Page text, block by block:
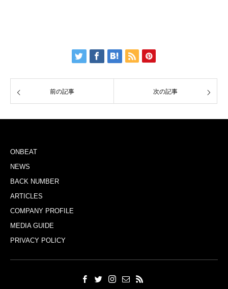
前の記事 次の記事
ONBEAT
NEWS
BACK NUMBER
ARTICLES
COMPANY PROFILE
MEDIA GUIDE
PRIVACY POLICY